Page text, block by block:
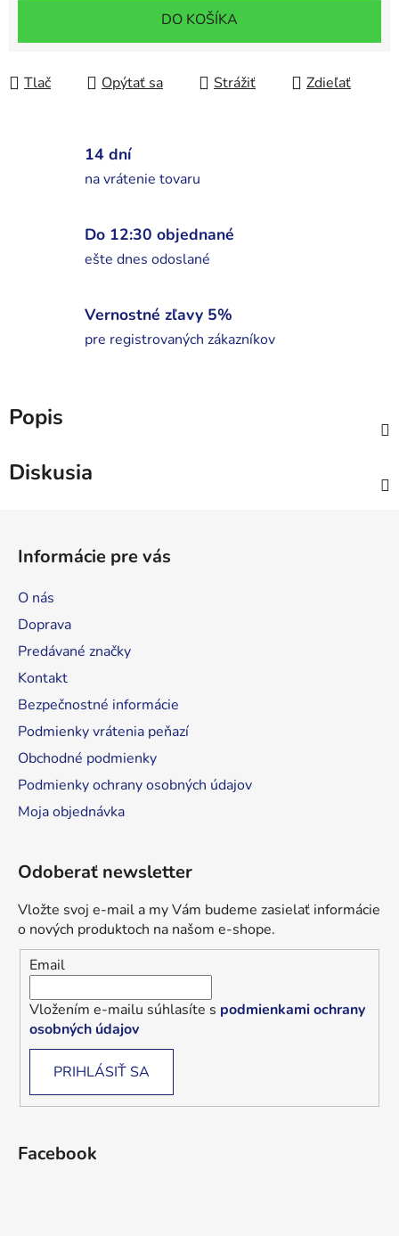
DO KOŠÍKA
Tlač Opýtať sa Strážiť Zdieľať
14 dní
na vrátenie tovaru
Do 12:30 objednané
ešte dnes odoslané
Vernostné zľavy 5%
pre registrovaných zákazníkov
Popis
Diskusia
Informácie pre vás
O nás
Doprava
Predávané značky
Kontakt
Bezpečnostné informácie
Podmienky vrátenia peňazí
Obchodné podmienky
Podmienky ochrany osobných údajov
Moja objednávka
Odoberať newsletter
Vložte svoj e-mail a my Vám budeme zasielať informácie
o nových produktoch na našom e-shope.
Email
Vložením e-mailu súhlasíte s podmienkami ochrany
osobných údajov
PRIHLÁSIŤ SA
Facebook